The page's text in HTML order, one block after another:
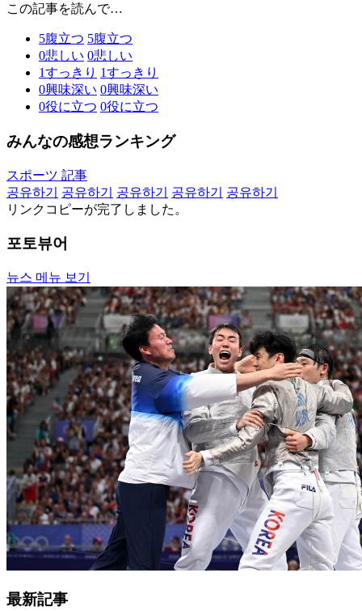
この記事を読んで…
5腹立つ 5腹立つ
0悲しい 0悲しい
1すっきり 1すっきり
0興味深い 0興味深い
0役に立つ 0役に立つ
みんなの感想ランキング
スポーツ 記事
공유하기
공유하기 공유하기 공유하기
공유하기
リンクコピーが完了しました。
포토뷰어
뉴스 메뉴 보기
最新記事